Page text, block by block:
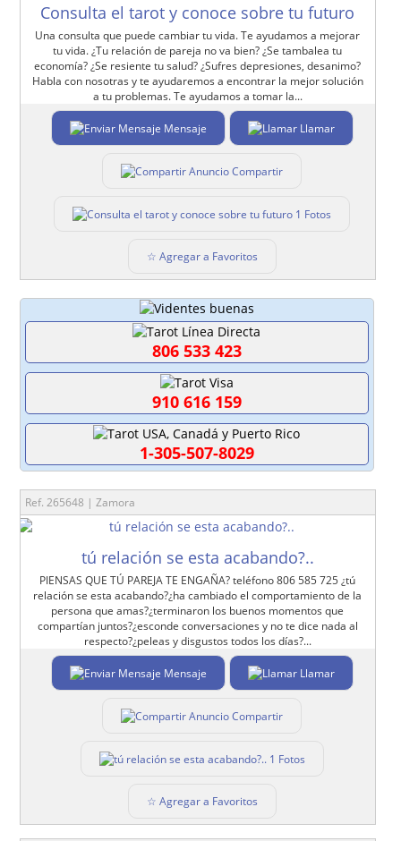
Consulta el tarot y conoce sobre tu futuro
Una consulta que puede cambiar tu vida. Te ayudamos a mejorar
tu vida. ¿Tu relación de pareja no va bien? ¿Se tambalea tu
economía? ¿Se resiente tu salud? ¿Sufres depresiones, desanimo?
Habla con nosotras y te ayudaremos a encontrar la mejor solución
a tu problemas. Te ayudamos a tomar la...
Mensaje Llamar
Compartir
1 Fotos
☆ Agregar a Favoritos
806 533 423
910 616 159
1-305-507-8029
Ref. 265648 | Zamora
tú relación se esta acabando?..
PIENSAS QUE TÚ PAREJA TE ENGAÑA? teléfono 806 585 725 ¿tú
relación se esta acabando?¿ha cambiado el comportamiento de la
persona que amas?¿terminaron los buenos momentos que
compartían juntos?¿esconde conversaciones y no te dice nada al
respecto?¿peleas y disgustos todos los días?...
Mensaje Llamar
Compartir
1 Fotos
☆ Agregar a Favoritos